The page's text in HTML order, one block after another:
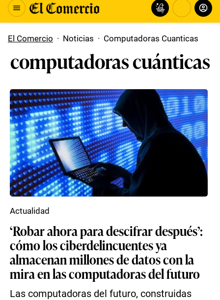
El Comercio · Noticias · Computadoras Cuanticas
computadoras cuánticas
‘Robar ahora para descifrar después’:
cómo los ciberdelincuentes ya
almacenan millones de datos con la
mira en las computadoras del futuro
Las computadoras del futuro, construidas
Actualidad